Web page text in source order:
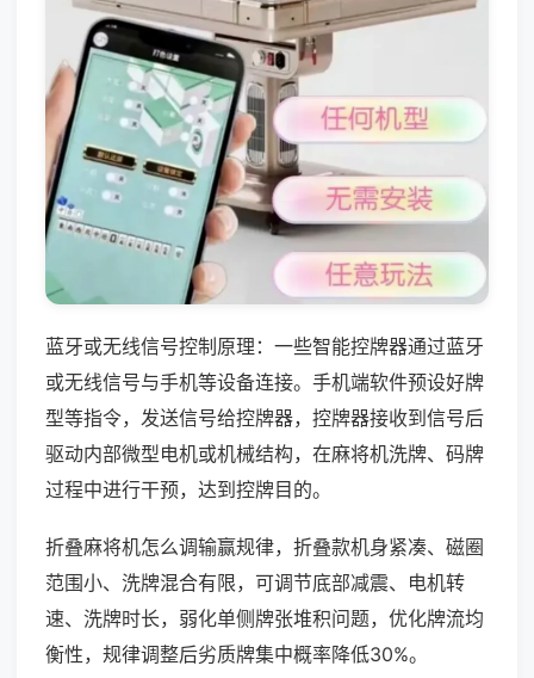
蓝牙或无线信号控制原理：一些智能控牌器通过蓝牙
或无线信号与手机等设备连接。手机端软件预设好牌
型等指令，发送信号给控牌器，控牌器接收到信号后
驱动内部微型电机或机械结构，在麻将机洗牌、码牌
过程中进行干预，达到控牌目的。
折叠麻将机怎么调输赢规律，折叠款机身紧凑、磁圈
范围小、洗牌混合有限，可调节底部减震、电机转
速、洗牌时长，弱化单侧牌张堆积问题，优化牌流均
衡性，规律调整后劣质牌集中概率降低30%。